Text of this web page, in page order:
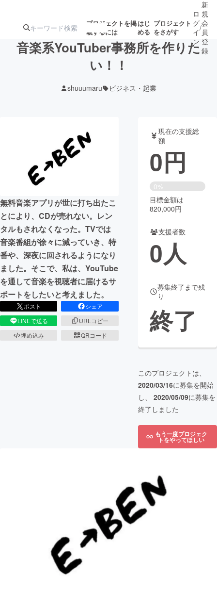
プロジェクトを掲
載するには
はじ
める
プロジェクト
をさがす
ジェクト
募集終了が近いプ
ロジェクト
アート・写真 音楽
テクノロジー・ガジェット ゲーム・サ
書籍・雑誌
ビジネス・起業 チャレンジ
まちづくり・地域活性化
CAMPFIRE for Social Good
CAMPFIRE Creation
CAMPFIREふるさと納税machi-ya
ロ
グ
イ
ン
/
新
規
会
員
登
録
音楽系YouTuber事務所を作りた
い！！
shuuumaru ビジネス・起業
無料音楽アプリが世に打ち出たこ
とにより、CDが売れない。レン
タルもされなくなった。TVでは
音楽番組が徐々に減っていき、特
番や、深夜に回されるようになり
ました。そこで、私は、YouTube
を通して音楽を視聴者に届けるサ
ポートをしたいと考えました。
ポスト
シェア
LINEで送る
URLコピー
埋め込み
QRコード
現在の支援総
額
0円
0%
目標金額は
820,000円
支援者数
0人
募集終了まで残
り
終了
このプロジェクトは、
2020/03/16に募集を開始
し、 2020/05/09に募集を
終了しました
もう一度プロジェク
トをやってほしい